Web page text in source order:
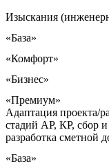
Изыскания
«База»
«Комфорт»
«Бизнес»
«Премиум»
Адаптация проекта/
стадий АР, КР, сбор и
разработка сметной
«База»